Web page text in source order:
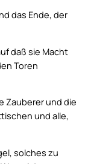
das Ende, der
daß sie Macht
Toren
Zauberer und die
und alle,
solches zu